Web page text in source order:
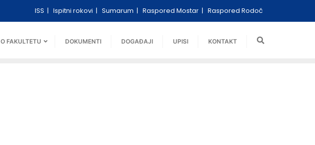
ISS Ispitni rokovi Sumarum Raspored Mostar Raspored Rodoč
O FAKULTETU DOKUMENTI DOGAĐAJI UPISI KONTAKT